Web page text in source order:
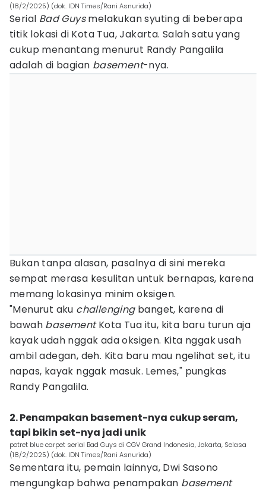
(18/2/2025) (dok. IDN Times/Rani Asnurida)
Serial Bad Guysmelakukan syuting di beberapa
titik lokasi di Kota Tua, Jakarta. Salah satu yang
cukup menantang menurut Randy Pangalila
adalah di bagian basement-nya.
Bukan tanpa alasan, pasalnya di sini mereka
sempat merasa kesulitan untuk bernapas, karena
memang lokasinya minim oksigen.
"Menurut aku challengingbanget, karena di
bawah basementKota Tua itu, kita baru turun aja
kayak udah nggak ada oksigen. Kita nggak usah
ambil adegan, deh. Kita baru mau ngelihat set, itu
napas, kayak nggak masuk. Lemes," pungkas
Randy Pangalila.
2. Penampakan basement-nya cukup seram,
tapi bikin set-nya jadi unik
potret blue carpet serial Bad Guys di CGV Grand Indonesia, Jakarta, Selasa
(18/2/2025) (dok. IDN Times/Rani Asnurida)
Sementara itu, pemain lainnya, Dwi Sasono
mengungkap bahwa penampakan basement